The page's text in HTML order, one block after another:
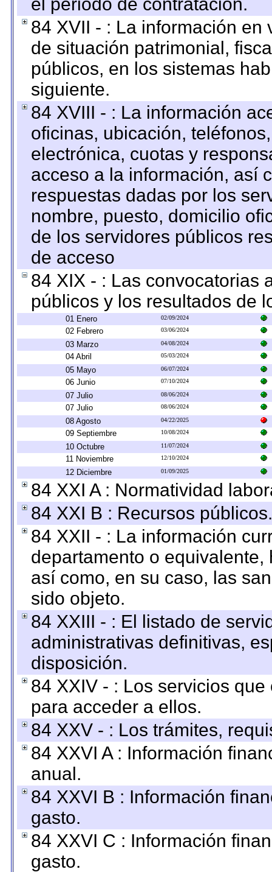
84 XVII - : La información
de situación patrimonial,
públicos, en los sistemas
siguiente.
84 XVIII - : La información
oficinas, ubicación,
electrónica, cuotas y
acceso a la información, así
respuestas dadas por los
nombre, puesto, domicilio
de los servidores públicos
de acceso
84 XIX - : Las convocatorias
públicos y los resultados de
01 Enero 02/09/2024
02 Febrero 03/06/2024
03 Marzo 04/08/2024
04 Abril 05/03/2024
05 Mayo 06/07/2024
06 Junio 07/10/2024
07 Julio 08/06/2024
07 Julio 08/06/2024
08 Agosto 04/22/2025
09 Septiembre 10/08/2024
10 Octubre 11/07/2024
11 Noviembre 12/10/2024
12 Diciembre 01/09/2025
84 XXI A : Normatividad
84 XXI B : Recursos públicos.
84 XXII - : La información
departamento o
así como, en su caso, las
sido objeto.
84 XXIII - : El listado de
administrativas definitivas,
disposición.
84 XXIV - : Los servicios
para acceder a ellos.
84 XXV - : Los trámites,
84 XXVI A : Información
anual.
84 XXVI B : Información
gasto.
84 XXVI C : Información
gasto.